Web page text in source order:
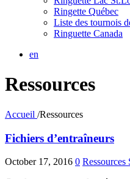
Ringette Québec
Liste des tournois
Ringuette Canada
en
Ressources
Accueil /Ressources
Fichiers d’entraîneurs
October 17, 2016 0 Ressources